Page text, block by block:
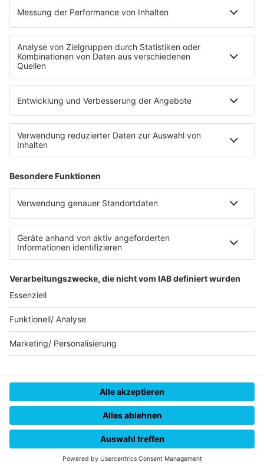
HOME STREAMS MENÜ
Lou Massenberg und Jonathan Schauer holen in Paris
überraschend den Titel im Synchronwettbewerb vom
3-Meter-Brett. Und das ist aus deutscher Sicht noch
nicht alles.
MEHR LESEN
Tom Weller/dpa
«Tat ihm schon leid»: Baumann über
Telefonat mit Nagelsmann
Der bei der Fußball-WM degradierte Torhüter
berichtet von einem einstündigen Telefonat mit
Nagelsmann. Auch zu Klopp äußert er sich.
MEHR LESEN